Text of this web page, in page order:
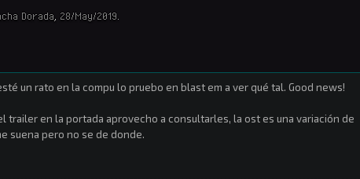
Dorada 28/May/2019
un rato en la compu lo pruebo en blast em a ver qué tal. Good news!
trailer en la portada aprovecho a consultarles, la ost es una variación de
suena pero no se de donde.